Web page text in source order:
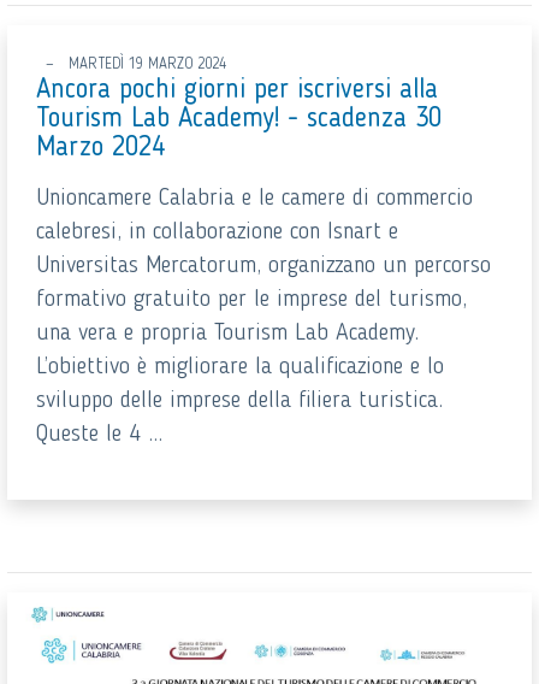
MARTEDÌ 19 MARZO 2024
Ancora pochi giorni per iscriversi alla
Tourism Lab Academy! - scadenza 30
Marzo 2024
Unioncamere Calabria e le camere di commercio
calebresi, in collaborazione con Isnart e
Universitas Mercatorum, organizzano un percorso
formativo gratuito per le imprese del turismo,
una vera e propria Tourism Lab Academy.
L’obiettivo è migliorare la qualificazione e lo
sviluppo delle imprese della filiera turistica.
Queste le 4 ...